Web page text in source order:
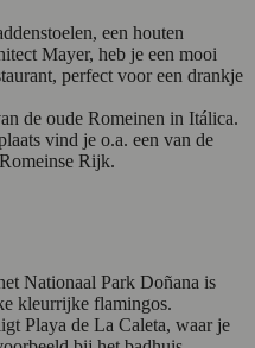
een houten
Mayer, heb je een mooi
perfect voor een drankje
de oude Romeinen in Itálica.
vind je o.a. een van de
Rijk.
Nationaal Park Doñana is
kleurrijke flamingos.
Playa de La Caleta, waar je